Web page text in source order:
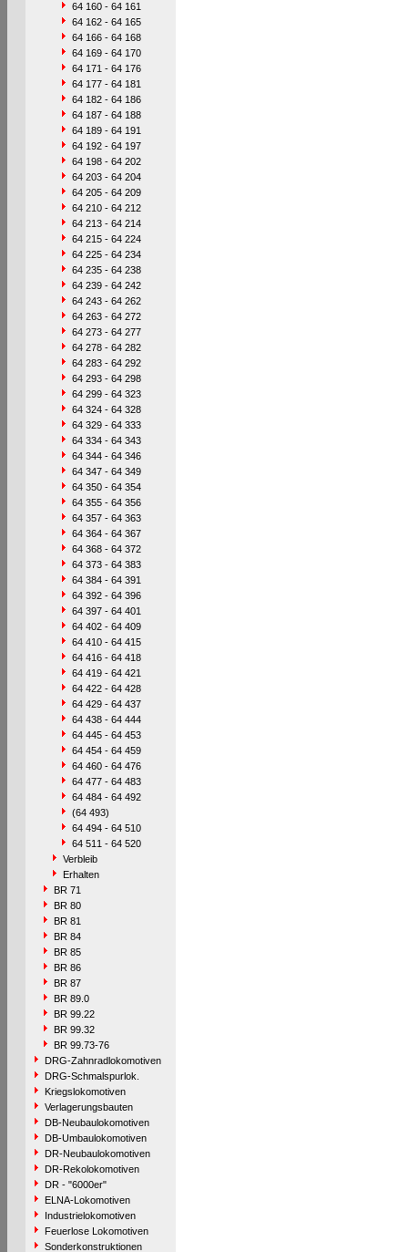
64 160 - 64 161
64 162 - 64 165
64 166 - 64 168
64 169 - 64 170
64 171 - 64 176
64 177 - 64 181
64 182 - 64 186
64 187 - 64 188
64 189 - 64 191
64 192 - 64 197
64 198 - 64 202
64 203 - 64 204
64 205 - 64 209
64 210 - 64 212
64 213 - 64 214
64 215 - 64 224
64 225 - 64 234
64 235 - 64 238
64 239 - 64 242
64 243 - 64 262
64 263 - 64 272
64 273 - 64 277
64 278 - 64 282
64 283 - 64 292
64 293 - 64 298
64 299 - 64 323
64 324 - 64 328
64 329 - 64 333
64 334 - 64 343
64 344 - 64 346
64 347 - 64 349
64 350 - 64 354
64 355 - 64 356
64 357 - 64 363
64 364 - 64 367
64 368 - 64 372
64 373 - 64 383
64 384 - 64 391
64 392 - 64 396
64 397 - 64 401
64 402 - 64 409
64 410 - 64 415
64 416 - 64 418
64 419 - 64 421
64 422 - 64 428
64 429 - 64 437
64 438 - 64 444
64 445 - 64 453
64 454 - 64 459
64 460 - 64 476
64 477 - 64 483
64 484 - 64 492
(64 493)
64 494 - 64 510
64 511 - 64 520
Verbleib
Erhalten
BR 71
BR 80
BR 81
BR 84
BR 85
BR 86
BR 87
BR 89.0
BR 99.22
BR 99.32
BR 99.73-76
DRG-Zahnradlokomotiven
DRG-Schmalspurlok.
Kriegslokomotiven
Verlagerungsbauten
DB-Neubaulokomotiven
DB-Umbaulokomotiven
DR-Neubaulokomotiven
DR-Rekolokomotiven
DR - "6000er"
ELNA-Lokomotiven
Industrielokomotiven
Feuerlose Lokomotiven
Sonderkonstruktionen